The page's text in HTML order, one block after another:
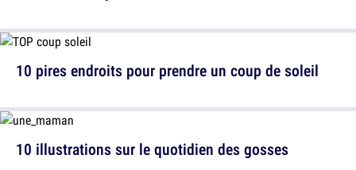
10 illustrations sur le quotidien des gosses
10 pires endroits pour prendre un coup de soleil